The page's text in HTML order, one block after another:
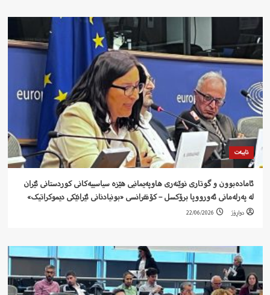
تایبەت
ئامادەبوون و گوتاری نوێنەری هاوپەیمانیی هێزە سیاسییەکانی کوردستانی ئێران
لە پەرلەمانی ئەورووپا برۆکسل – کۆنفرانسی «بونیادنانی ئێرانێکی دیموکراتیک»
دواڕۆژ 22/06/2026